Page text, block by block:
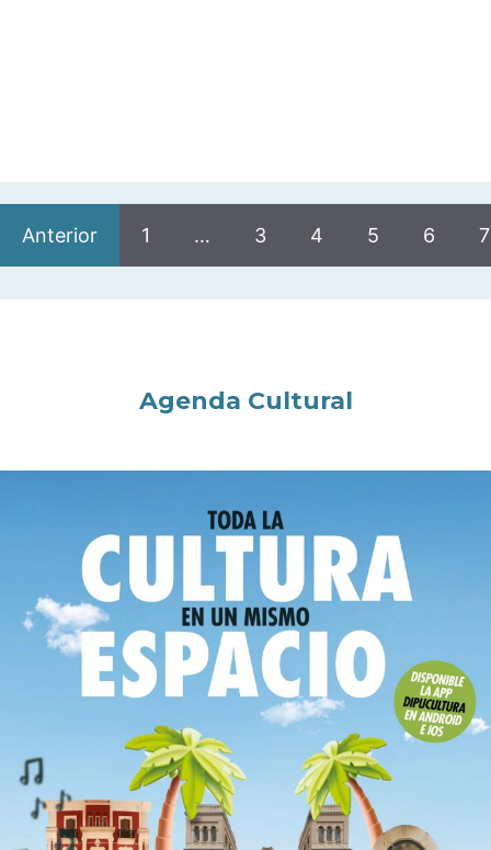
Anterior 1 … 3 4 5 6 7
Agenda Cultural